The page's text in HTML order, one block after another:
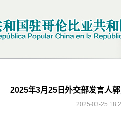
2025年3月25日外交部发言人
2025-03-25